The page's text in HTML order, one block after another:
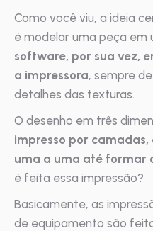
Como você viu, a ideia
é modelar uma peça em
software, por sua vez,
a impressora, sempre
detalhes das texturas.
O desenho em três
impresso por camadas,
uma a uma até formar
é feita essa impressão?
Basicamente, as
de equipamento são